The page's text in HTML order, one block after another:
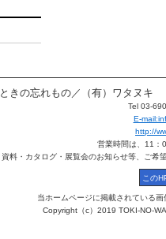
ときの忘れもの／（有）ワタヌキ
Tel 03-
E-
http://
営業時間は、11：
資料・カタログ・展覧会のお知らせ等、ご希
当ホームページに掲載されている
Copyright（c）2019 TOKI-NO-